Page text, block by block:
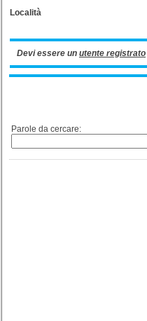
Località
Devi essere un utente registrato
Parole da cercare: